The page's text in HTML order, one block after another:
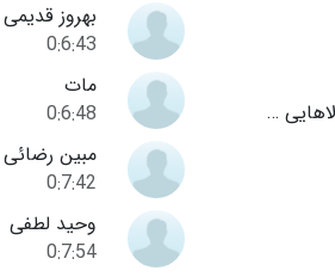
بهروز قدیمی
0:6:43
مات
0:6:48
مبین رضائی 1
0:7:42
وحید لطفی
0:7:54
…